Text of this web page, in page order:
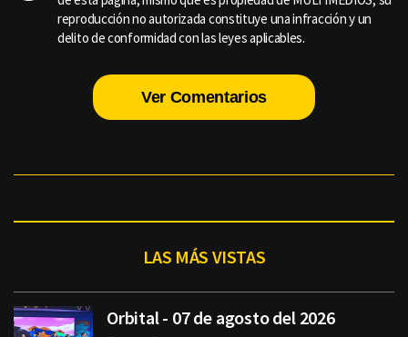
reproducción no autorizada constituye una infracción y un
delito de conformidad con las leyes aplicables.
Ver Comentarios
LAS MÁS VISTAS
Orbital - 07 de agosto del 2026